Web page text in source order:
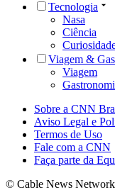
Tecnologia
Nasa
Ciência
Viagem &
Viagem
Sobre a CNN
Aviso Legal e
Termos de Uso
Fale com a CNN
Faça parte da
© Cable News